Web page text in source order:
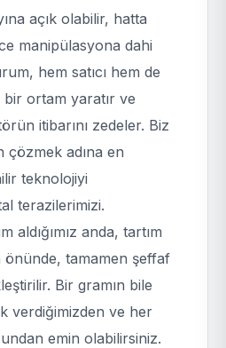
açık olabilir, hatta
manipülasyona dahi
hem satıcı hem de
bir ortam yaratır ve
itibarını zedeler. Biz
adına en
teknolojiyi
terazilerimizi.
aldığımız anda, tartım
tamamen şeffaf
Bir gramın bile
verdiğimizden ve her
emin olabilirsiniz.